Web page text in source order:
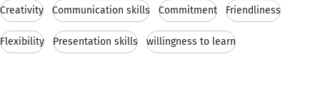
Creativity Communication skills Commitment Friendliness
Flexibility Presentation skills willingness to learn